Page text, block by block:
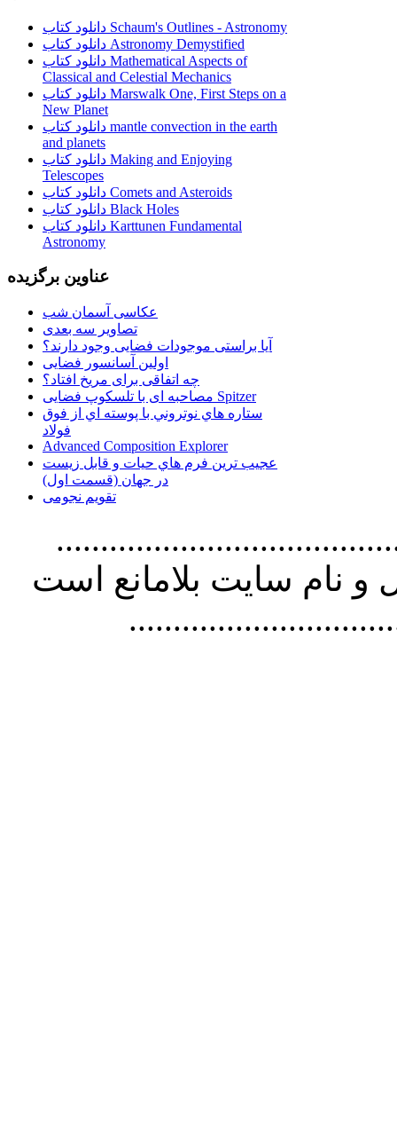
دانلود کتاب Schaum's Outlines - Astronomy
دانلود کتاب Astronomy Demystified
دانلود کتاب Mathematical Aspects of
Classical and Celestial Mechanics
دانلود کتاب Marswalk One, First Steps on a
New Planet
دانلود کتاب mantle convection in the earth
and planets
دانلود کتاب Making and Enjoying
Telescopes
دانلود کتاب Comets and Asteroids
دانلود کتاب Black Holes
دانلود کتاب Karttunen Fundamental
Astronomy
عناوین برگزیده
عکاسی آسمان شب
تصاویر سه بعدی
آیا براستی موجودات فضایی وجود دارند؟
اولین آسانسور فضایی
چه اتفاقی برای مریخ افتاد؟
مصاحبه ای با تلسکوپ فضایی Spitzer
ستاره هاي نوتروني با پوسته اي از فوق
فولاد
Advanced Composition Explorer
عجیب ترین فرم هاي حيات و قابل زيست
در جهان (قسمت اول)
تقویم نجومی
استفاده از
نام سايت بلامانع است